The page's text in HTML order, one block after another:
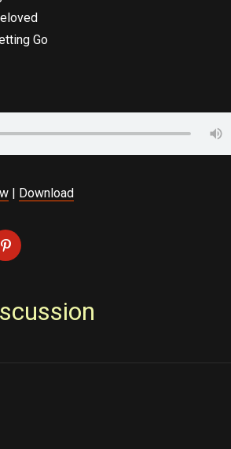
Go
| Download